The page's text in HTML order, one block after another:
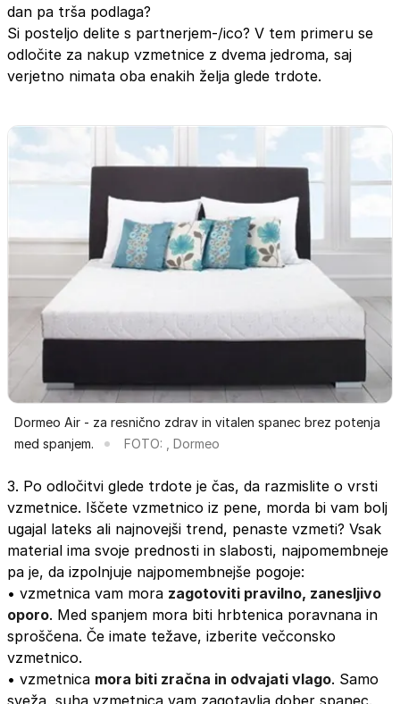
dan pa trša podlaga?
Si posteljo delite s partnerjem-/ico? V tem primeru se
odločite za nakup vzmetnice z dvema jedroma, saj
verjetno nimata oba enakih želja glede trdote.
Dormeo Air - za resnično zdrav in vitalen spanec brez potenja
med spanjem.
FOTO: , Dormeo
3. Po odločitvi glede trdote je čas, da razmislite o vrsti
vzmetnice. Iščete vzmetnico iz pene, morda bi vam bolj
ugajal lateks ali najnovejši trend, penaste vzmeti? Vsak
material ima svoje prednosti in slabosti, najpomembneje
pa je, da izpolnjuje najpomembnejše pogoje:
• vzmetnica vam mora zagotoviti pravilno, zanesljivo
oporo. Med spanjem mora biti hrbtenica poravnana in
sproščena. Če imate težave, izberite večconsko
vzmetnico.
• vzmetnica mora biti zračna in odvajati vlago. Samo
sveža, suha vzmetnica vam zagotavlja dober spanec.